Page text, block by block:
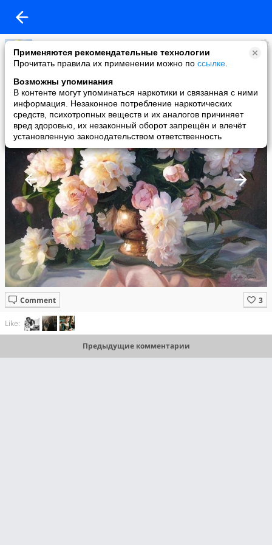
Применяются рекомендательные технологии
Прочитать правила их применении можно по ссылке
Возможны упоминания
В контенте могут упоминаться наркотики и связанная с ними
информация. Незаконное потребление наркотических
средств, психотропных веществ и их аналогов причиняет
вред здоровью, их незаконный оборот запрещён и влечёт
установленную законодательством ответственность
Лариса Росс
added a photo
21 May в 16:50
Comment
Like:
Предыдущие комментарии